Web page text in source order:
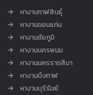
หางานกาฬสินธุ์
หางานขอนแก่น
หางานชัยภูมิ
หางานนครพนม
หางานนครราชสีมา
หางานบึงกาฬ
หางานบุรีรัมย์